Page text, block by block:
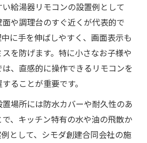
給湯器リモコンの設置例として
や調理台のすぐ近くが代表的で
に手を伸ばしやすく、画面表示も
を防げます。特に小さなお子様や
、直感的に操作できるリモコンを
ることが重要です。
場所には防水カバーや耐久性のあ
、キッチン特有の水や油の飛散か
として、シモダ創建合同会社の施